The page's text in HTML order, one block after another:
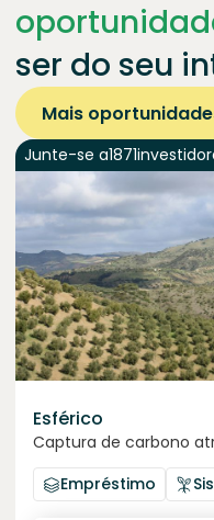
ser do seu
Mais
Junte-se a1871
Esférico
Captura de carbono
Empréstimo